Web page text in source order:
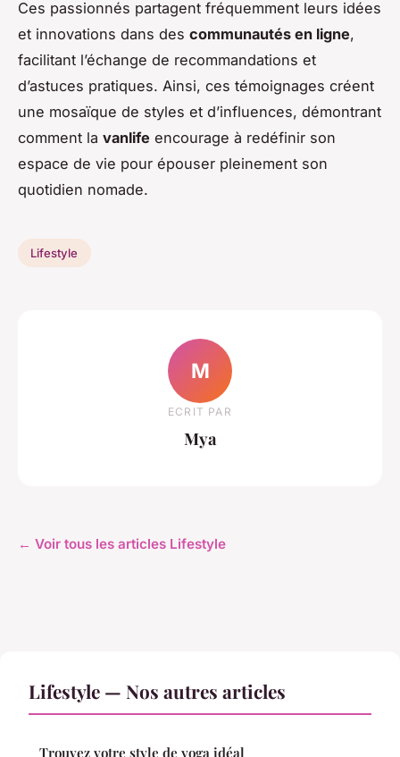
Ces passionnés partagent fréquemment leurs idées
et innovations dans des communautés en ligne,
facilitant l’échange de recommandations et
d’astuces pratiques. Ainsi, ces témoignages créent
une mosaïque de styles et d’influences, démontrant
comment la vanlife encourage à redéfinir son
espace de vie pour épouser pleinement son
quotidien nomade.
Lifestyle
M
ECRIT PAR
Mya
← Voir tous les articles Lifestyle
Lifestyle — Nos autres articles
Trouvez votre style de yoga idéal